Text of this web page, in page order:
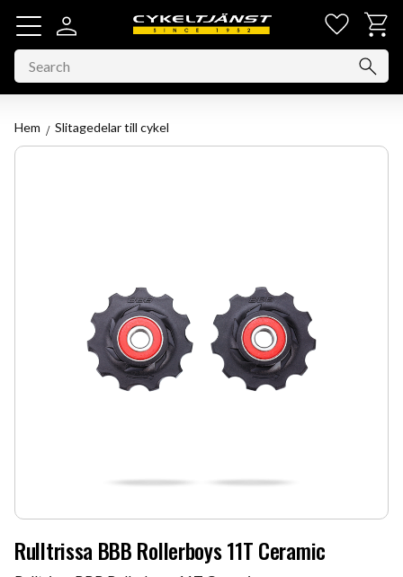
Menu
Basket
Hem Slitagedelar till cykel
Rulltrissa BBB Rollerboys 11T Ceramic